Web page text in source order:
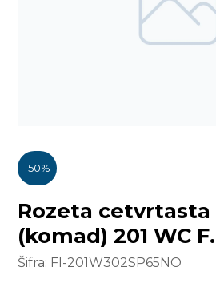
-50%
Rozeta cetvrtasta
(komad) 201 WC
Šifra: FI-201W302SP65NO